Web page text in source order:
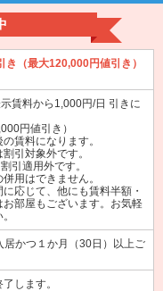
（最大120,000円値引き）
賃料から1,000円/日 引きに
円値引き）
賃料になります。
引対象外です。
引適用外です。
用はできません。
応じて、他にも賃料半額・
部屋もございます。お気軽
かつ１か月（30日）以上ご
します。